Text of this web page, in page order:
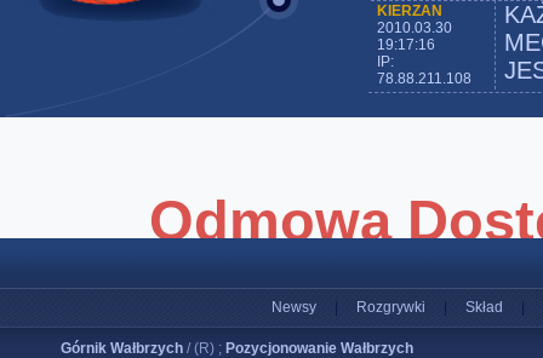
KIERZAN
2010.03.30
19:17:16
IP:
78.88.211.108
Newsy Rozgrywki Skład
Górnik Wałbrzych / (R) ; Pozycjonowanie Wałbrzych